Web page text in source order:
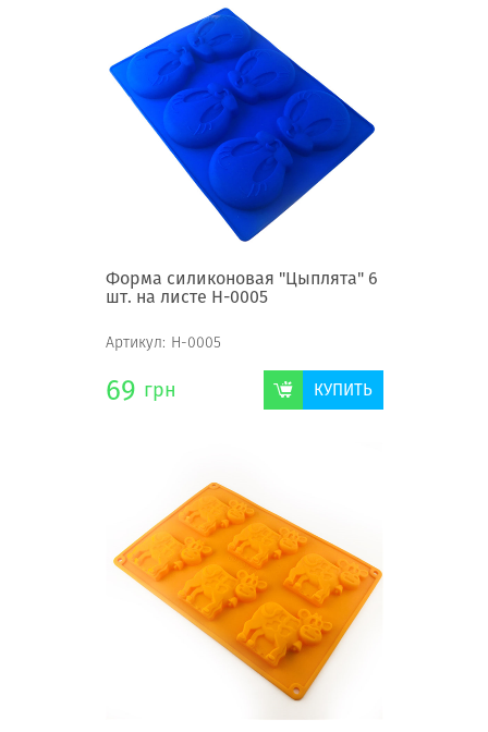
Форма силиконовая "Цыплята" 6
шт. на листе Н-0005
Артикул: Н-0005
69 грн КУПИТЬ